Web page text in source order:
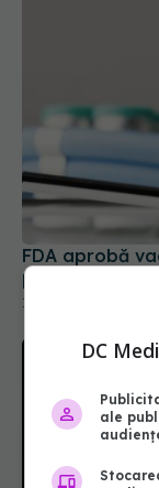
FDA aprobă
pentru unii.
19 mai 2025, 09:48
DC
ale